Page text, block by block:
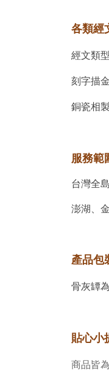
各類經
經文類
刻字描
銅瓷相
服務範
台灣全
澎湖、
產品包
骨灰罈
貼心小
商品皆